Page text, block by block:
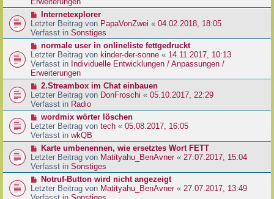
g
i
r
a
g
r
B
e
i
r
a
g
N
e
u
e
r
B
e
i
r
a
g
Internetexplorer
Letzter Beitrag von PapaVonZwei « 04.02.2018, 18:05
Verfasst in Sonstiges
N
e
u
e
r
B
e
i
r
a
g
normale user in onlineliste fettgedruckt
Letzter Beitrag von kinder-der-sonne « 14.11.2017, 10:13
Verfasst in Individuelle Entwicklungen / Anpassungen /
Erweiterungen
N
e
u
e
r
B
e
t
r
a
g
2.Streambox im Chat einbauen
Letzter Beitrag von DonFroschi « 05.10.2017, 22:29
Verfasst in Radio
N
e
u
e
r
B
e
t
wordmix wörter löschen
Letzter Beitrag von tech « 05.08.2017, 16:05
Verfasst in wkQB
N
e
u
e
r
B
Karte umbenennen, wie ersetztes Wort FETT
Letzter Beitrag von Matityahu_BenAvner « 27.07.2017, 15:04
Verfasst in Sonstiges
N
e
u
Notruf-Button wird nicht angezeigt
Letzter Beitrag von Matityahu_BenAvner« 27.07.2017, 13:49